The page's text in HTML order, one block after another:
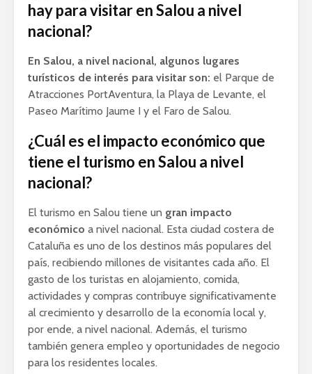
hay para visitar en Salou a nivel
nacional?
En Salou, a nivel nacional, algunos lugares
turísticos de interés para visitar son: el Parque de
Atracciones PortAventura, la Playa de Levante, el
Paseo Marítimo Jaume I y el Faro de Salou.
¿Cuál es el impacto económico que
tiene el turismo en Salou a nivel
nacional?
El turismo en Salou tiene un gran impacto
económico a nivel nacional. Esta ciudad costera de
Cataluña es uno de los destinos más populares del
país, recibiendo millones de visitantes cada año. El
gasto de los turistas en alojamiento, comida,
actividades y compras contribuye significativamente
al crecimiento y desarrollo de la economía local y,
por ende, a nivel nacional. Además, el turismo
también genera empleo y oportunidades de negocio
para los residentes locales.